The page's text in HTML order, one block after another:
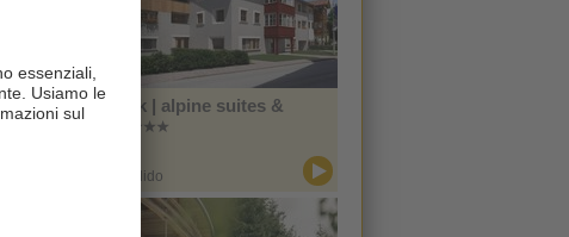
Zin Park | alpine suites &
San Candido